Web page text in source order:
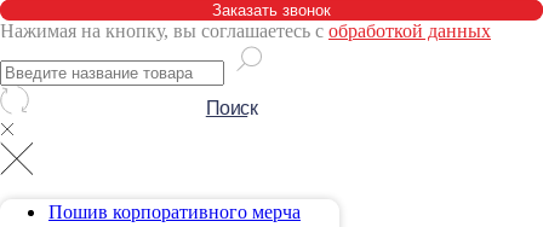
Заказать звонок
Нажимая на кнопку, вы соглашаетесь с обработкой данных
Пошив корпоративного мерча